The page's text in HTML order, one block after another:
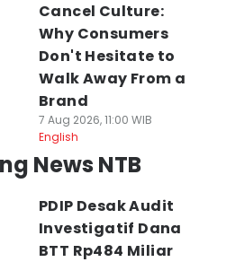
Cancel Culture:
Why Consumers
Don't Hesitate to
Walk Away From a
Brand
7 Aug 2026, 11:00 WIB
English
News NTB
PDIP Desak Audit
Investigatif Dana
BTT Rp484 Miliar